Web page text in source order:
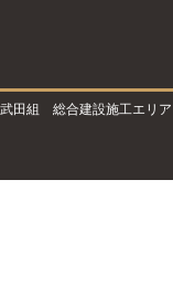
武田組 総合建設施工エリ